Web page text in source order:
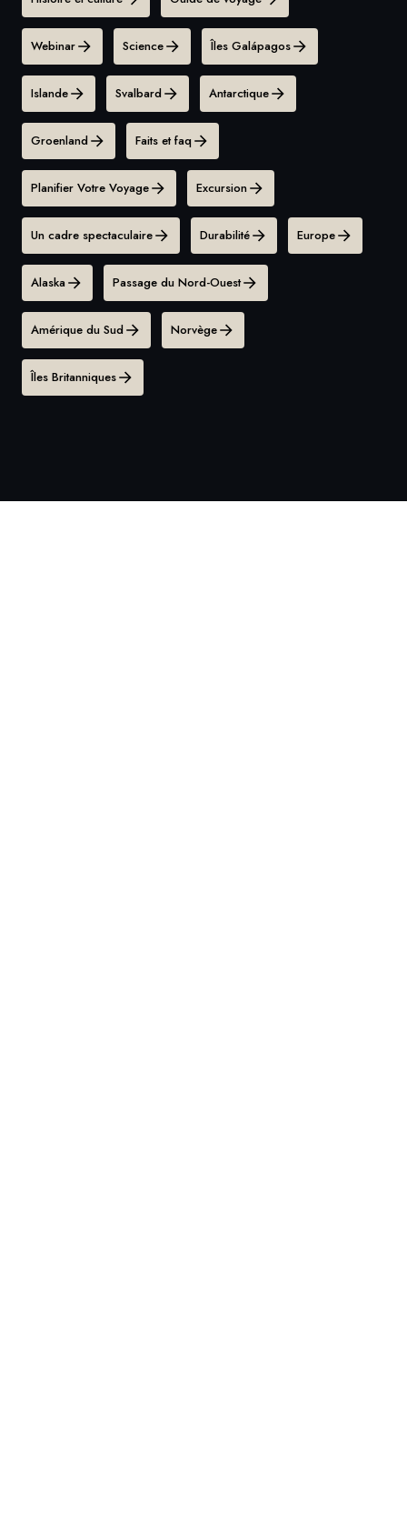
Webinar Science Îles Galápagos
Islande Svalbard Antarctique
Groenland Faits et faq
Planifier Votre Voyage Excursion
Un cadre spectaculaire Durabilité Europe
Alaska Passage du Nord-Ouest
Amérique du Sud Norvège
Îles Britanniques